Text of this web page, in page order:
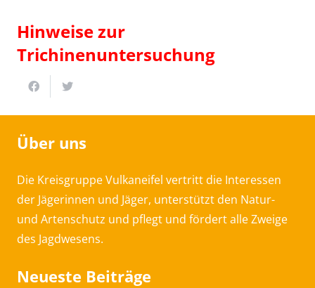
Hinweise zur
Trichinenuntersuchung
Über uns
Die Kreisgruppe Vulkaneifel vertritt die Interessen
der Jägerinnen und Jäger, unterstützt den Natur-
und Artenschutz und pflegt und fördert alle Zweige
des Jagdwesens.
Neueste Beiträge